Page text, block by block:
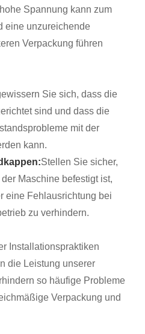
Spannung kann zum
eine unzureichende
Verpackung führen
Sie sich, dass die
sind und dass die
mit der
kann.
Stellen Sie sicher,
Maschine befestigt ist,
eine Fehlausrichtung bei
zu verhindern.
Installationspraktiken
die Leistung unserer
so häufige Probleme
Verpackung und